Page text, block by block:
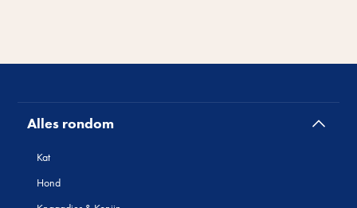
Alles rondom
Kat
Hond